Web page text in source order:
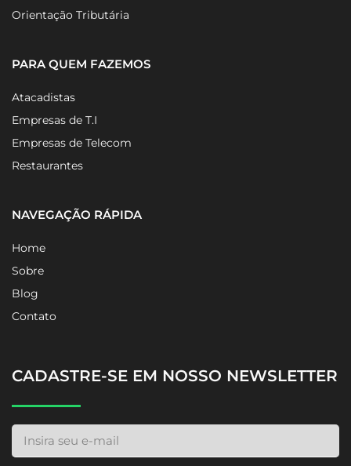
Orientação Tributária
PARA QUEM FAZEMOS
Atacadistas
Empresas de T.I
Empresas de Telecom
Restaurantes
NAVEGAÇÃO RÁPIDA
Home
Sobre
Blog
Contato
CADASTRE-SE EM NOSSO NEWSLETTER